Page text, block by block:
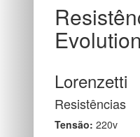
Evolution
Lorenzetti
Resistências
Tensão:220v